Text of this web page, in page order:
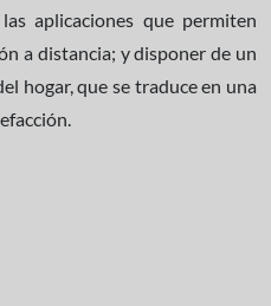
aplicaciones que permiten
a distancia; y disponer de un
hogar, que se traduce en una